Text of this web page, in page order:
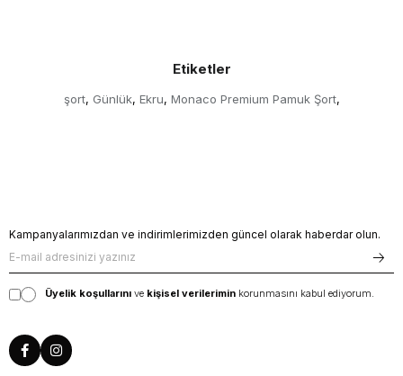
Etiketler
şort, Günlük, Ekru, Monaco Premium Pamuk Şort,
Kampanyalarımızdan ve indirimlerimizden güncel olarak haberdar olun.
Üyelik koşullarını ve kişisel verilerimin korunmasını kabul ediyorum.